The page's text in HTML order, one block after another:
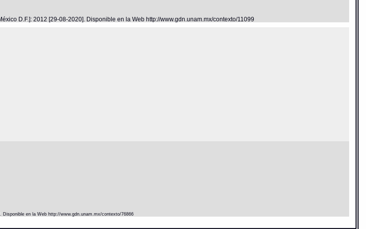
D.F.]: 2012 [29-08-2020]. Disponible en la Web http://www.gdn.unam.mx/contexto/11099
en la Web http://www.gdn.unam.mx/contexto/76866